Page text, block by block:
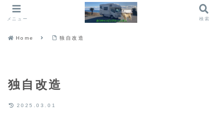
Home 独自改造
独自改造
2025.03.01
メニュー 検索